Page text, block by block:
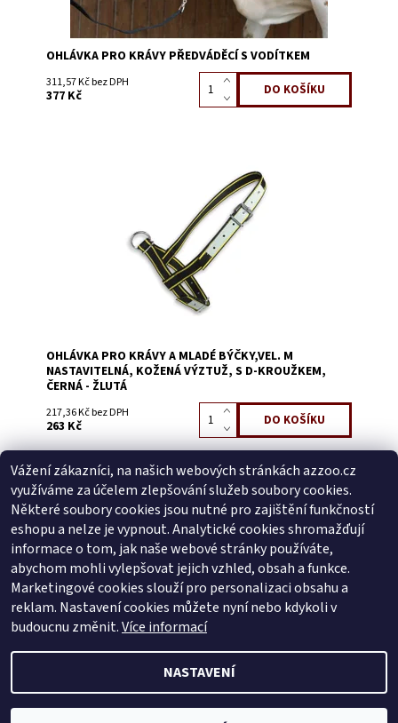
OHLÁVKA PRO KRÁVY PŘEDVÁDĚCÍ S VODÍTKEM
311,57 Kč bez DPH
377 Kč
OHLÁVKA PRO KRÁVY A MLADÉ BÝČKY,VEL. M
NASTAVITELNÁ, KOŽENÁ VÝZTUŽ, S D-KROUŽKEM,
ČERNÁ - ŽLUTÁ
217,36 Kč bez DPH
263 Kč
Buďte první, kdo napíše příspěvek k této položce.
Přidat komentář
Buďte první, kdo napíše příspěvek k této položce.
Přidat hodnocení
Zboží.cz | Heureka.cz
2026 © AZ ZOO, všechna práva vyhrazena
Vážení zákazníci, na našich webových stránkách azzoo.cz
využíváme za účelem zlepšování služeb soubory cookies.
Některé soubory cookies jsou nutné pro zajištění funkčností
eshopu a nelze je vypnout. Analytické cookies shromažďují
informace o tom, jak naše webové stránky používáte,
abychom mohli vylepšovat jejich vzhled, obsah a funkce.
Marketingové cookies slouží pro personalizaci obsahu a
reklam. Nastavení cookies můžete nyní nebo kdykoli v
budoucnu změnit.Více informací
NASTAVENÍ